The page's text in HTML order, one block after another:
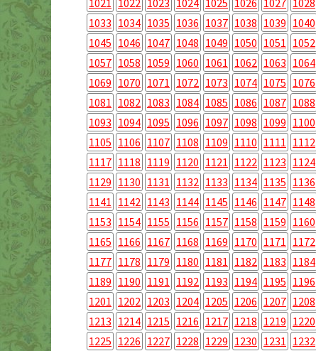
1021 1022 1023 1024 1025 1026 1027 1028
1033 1034 1035 1036 1037 1038 1039 1040
1045 1046 1047 1048 1049 1050 1051 1052
1057 1058 1059 1060 1061 1062 1063 1064
1069 1070 1071 1072 1073 1074 1075 1076
1081 1082 1083 1084 1085 1086 1087 1088
1093 1094 1095 1096 1097 1098 1099 1100
1105 1106 1107 1108 1109 1110 1111 1112
1117 1118 1119 1120 1121 1122 1123 1124
1129 1130 1131 1132 1133 1134 1135 1136
1141 1142 1143 1144 1145 1146 1147 1148
1153 1154 1155 1156 1157 1158 1159 1160
1165 1166 1167 1168 1169 1170 1171 1172
1177 1178 1179 1180 1181 1182 1183 1184
1189 1190 1191 1192 1193 1194 1195 1196
1201 1202 1203 1204 1205 1206 1207 1208
1213 1214 1215 1216 1217 1218 1219 1220
1225 1226 1227 1228 1229 1230 1231 1232